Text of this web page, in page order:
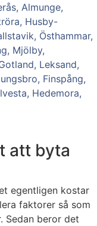
Almunge,
Husby-
Östhammar,
Mjölby,
Leksand,
Finspång,
Hedemora,
att byta
egentligen kostar
faktorer så som
Sedan beror det